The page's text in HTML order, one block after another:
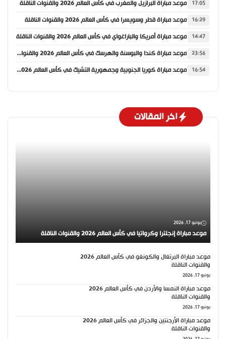
17:05 موعد مباراة البرازيل والمغرب في كأس العالم 2026 والقنوات الناقلة
16:29 موعد مباراة قطر وسويسرا في كأس العالم 2026 والقنوات الناقلة
14:47 موعد مباراة أمريكا والباراغواي في كأس العالم 2026 والقنوات الناقلة
23:56 موعد مباراة كندا والبوسنة والهرسك في كأس العالم 2026 والقنوات الناقلة
16:54 موعد مباراة كوريا الجنوبية وجمهورية التشيك في كأس العالم 2026 والقنوات الناقلة
اخر المقالات
يونيو 17, 2026
موعد مباراة إنجلترا وكرواتيا في كأس العالم 2026 والقنوات الناقلة
موعد مباراة البرتغال والكونغو في كأس العالم 2026
والقنوات الناقلة
يونيو 17, 2026
موعد مباراة النمسا والأردن في كأس العالم 2026
والقنوات الناقلة
يونيو 17, 2026
موعد مباراة الأرجنتين والجزائر في كأس العالم 2026
والقنوات الناقلة